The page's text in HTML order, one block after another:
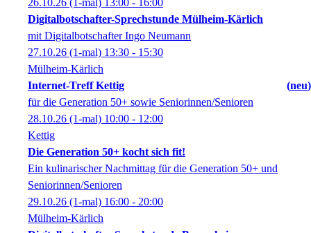
26.10.26 (1-mal) 13:00 - 16:00
Digitalbotschafter-Sprechstunde Mülheim-Kärlich
mit Digitalbotschafter Ingo Neumann
27.10.26 (1-mal) 13:30 - 15:30
Mülheim-Kärlich
Internet-Treff Kettig
neu
für die Generation 50+ sowie Seniorinnen/Senioren
28.10.26 (1-mal) 10:00 - 12:00
Kettig
Die Generation 50+ kocht sich fit!
Ein kulinarischer Nachmittag für die Generation 50+ und
Seniorinnen/Senioren
29.10.26 (1-mal) 16:00 - 20:00
Mülheim-Kärlich